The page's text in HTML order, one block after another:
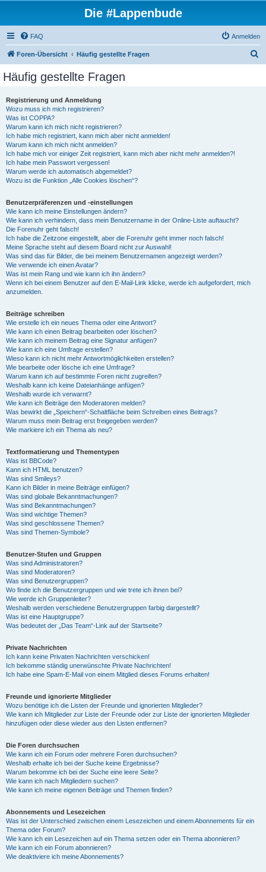
Die #Lappenbude
FAQ Anmelden
Foren-Übersicht Häufig gestellte Fragen
Häufig gestellte Fragen
Registrierung und Anmeldung
Wozu muss ich mich registrieren?
Was ist COPPA?
Warum kann ich mich nicht registrieren?
Ich habe mich registriert, kann mich aber nicht anmelden!
Warum kann ich mich nicht anmelden?
Ich habe mich vor einiger Zeit registriert, kann mich aber nicht mehr anmelden?!
Ich habe mein Passwort vergessen!
Warum werde ich automatisch abgemeldet?
Wozu ist die Funktion „Alle Cookies löschen“?
Benutzerpräferenzen und -einstellungen
Wie kann ich meine Einstellungen ändern?
Wie kann ich verhindern, dass mein Benutzername in der Online-Liste auftaucht?
Die Forenuhr geht falsch!
Ich habe die Zeitzone eingestellt, aber die Forenuhr geht immer noch falsch!
Meine Sprache steht auf diesem Board nicht zur Auswahl!
Was sind das für Bilder, die bei meinem Benutzernamen angezeigt werden?
Wie verwende ich einen Avatar?
Was ist mein Rang und wie kann ich ihn ändern?
Wenn ich bei einem Benutzer auf den E-Mail-Link klicke, werde ich aufgefordert, mich
anzumelden.
Beiträge schreiben
Wie erstelle ich ein neues Thema oder eine Antwort?
Wie kann ich einen Beitrag bearbeiten oder löschen?
Wie kann ich meinem Beitrag eine Signatur anfügen?
Wie kann ich eine Umfrage erstellen?
Wieso kann ich nicht mehr Antwortmöglichkeiten erstellen?
Wie bearbeite oder lösche ich eine Umfrage?
Warum kann ich auf bestimmte Foren nicht zugreifen?
Weshalb kann ich keine Dateianhänge anfügen?
Weshalb wurde ich verwarnt?
Wie kann ich Beiträge den Moderatoren melden?
Was bewirkt die „Speichern“-Schaltfläche beim Schreiben eines Beitrags?
Warum muss mein Beitrag erst freigegeben werden?
Wie markiere ich ein Thema als neu?
Textformatierung und Thementypen
Was ist BBCode?
Kann ich HTML benutzen?
Was sind Smileys?
Kann ich Bilder in meine Beiträge einfügen?
Was sind globale Bekanntmachungen?
Was sind Bekanntmachungen?
Was sind wichtige Themen?
Was sind geschlossene Themen?
Was sind Themen-Symbole?
Benutzer-Stufen und Gruppen
Was sind Administratoren?
Was sind Moderatoren?
Was sind Benutzergruppen?
Wo finde ich die Benutzergruppen und wie trete ich ihnen bei?
Wie werde ich Gruppenleiter?
Weshalb werden verschiedene Benutzergruppen farbig dargestellt?
Was ist eine Hauptgruppe?
Was bedeutet der „Das Team“-Link auf der Startseite?
Private Nachrichten
Ich kann keine Privaten Nachrichten verschicken!
Ich bekomme ständig unerwünschte Private Nachrichten!
Ich habe eine Spam-E-Mail von einem Mitglied dieses Forums erhalten!
Freunde und ignorierte Mitglieder
Wozu benötige ich die Listen der Freunde und ignorierten Mitglieder?
Wie kann ich Mitglieder zur Liste der Freunde oder zur Liste der ignorierten Mitglieder
hinzufügen oder diese wieder aus den Listen entfernen?
Die Foren durchsuchen
Wie kann ich ein Forum oder mehrere Foren durchsuchen?
Weshalb erhalte ich bei der Suche keine Ergebnisse?
Warum bekomme ich bei der Suche eine leere Seite?
Wie kann ich nach Mitgliedern suchen?
Wie kann ich meine eigenen Beiträge und Themen finden?
Abonnements und Lesezeichen
Was ist der Unterschied zwischen einem Lesezeichen und einem Abonnements für ein
Thema oder Forum?
Wie kann ich ein Lesezeichen auf ein Thema setzen oder ein Thema abonnieren?
Wie kann ich ein Forum abonnieren?
Wie deaktiviere ich meine Abonnements?